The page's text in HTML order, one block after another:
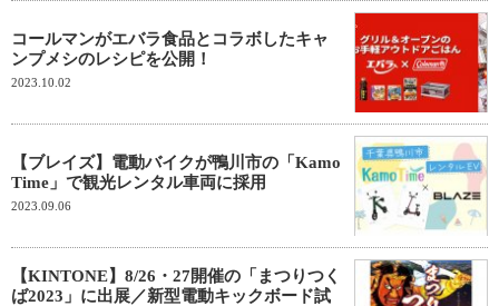
コールマンがエバラ食品とコラボしたキャ
ンプメシのレシピを公開！
2023.10.02
【ブレイズ】電動バイクが鴨川市の「Kamo
Time」で観光レンタル車両に採用
2023.09.06
【KINTONE】8/26・27開催の「まつりつく
ば2023」に出展／新型電動キックボード試